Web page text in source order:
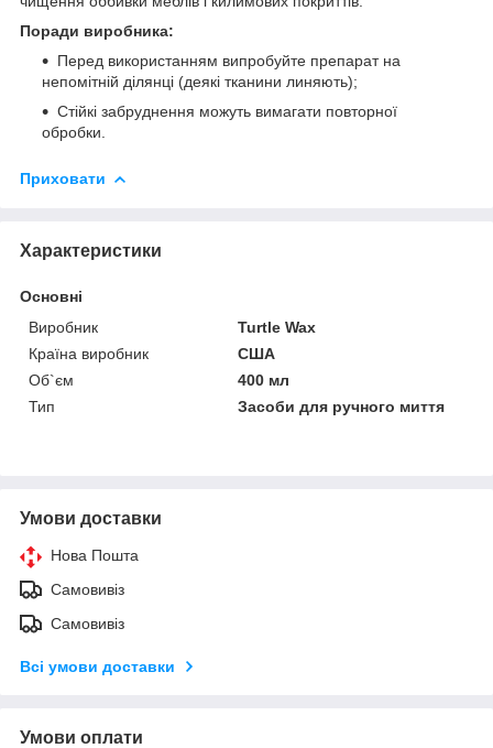
Поради виробника:
Перед використанням випробуйте препарат на
непомітній ділянці (деякі тканини линяють);
Стійкі забруднення можуть вимагати повторної
обробки.
Приховати
Характеристики
Основні
Виробник
Turtle Wax
Країна виробник
США
Об`єм
400 мл
Тип
Засоби для ручного миття
Умови доставки
Нова Пошта
Самовивіз
Самовивіз
Всі умови доставки
Умови оплати